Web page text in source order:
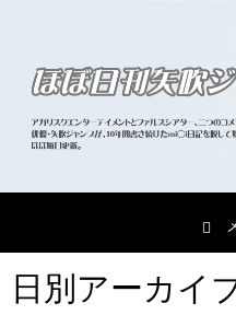
日別アーカイ